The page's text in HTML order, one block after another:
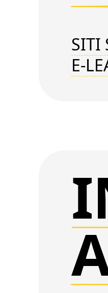
SITI
E-